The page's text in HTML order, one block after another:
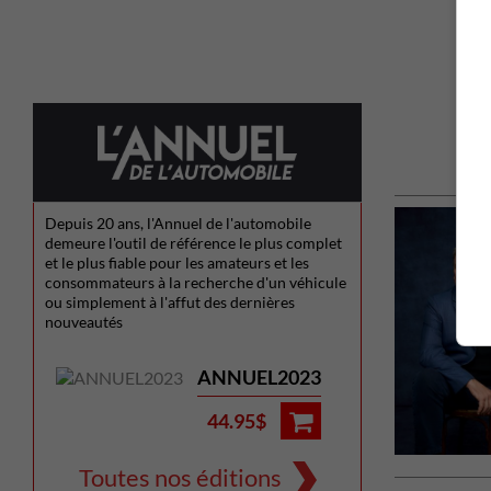
Depuis 20 ans, l'Annuel de l'automobile
demeure l'outil de référence le plus complet
et le plus fiable pour les amateurs et les
consommateurs à la recherche d'un véhicule
ou simplement à l'affut des dernières
nouveautés
ANNUEL2023
44.95$
Toutes nos éditions